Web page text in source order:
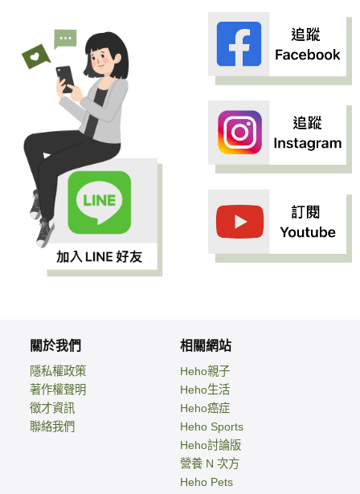
關於我們
隱私權政策
著作權聲明
徵才資訊
聯絡我們
相關網站
Heho親子
Heho生活
Heho癌症
Heho Sports
Heho討論版
營養 N 次方
Heho Pets